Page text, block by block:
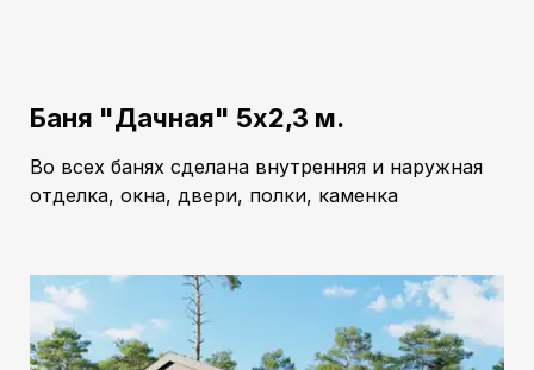
Баня "Дачная" 5х2,3 м.
Во всех банях сделана внутренняя и наружная
отделка, окна, двери, полки, каменка